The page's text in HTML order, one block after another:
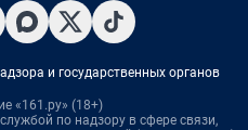
и государственных органов
«161.ру» (18+)
по надзору в сфере связи,